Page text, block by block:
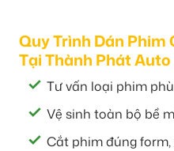
Quy Trình Dán Phim
Tại Thành Phát Auto
Tư vấn loại phim
Vệ sinh toàn bộ bề
Cắt phim đúng